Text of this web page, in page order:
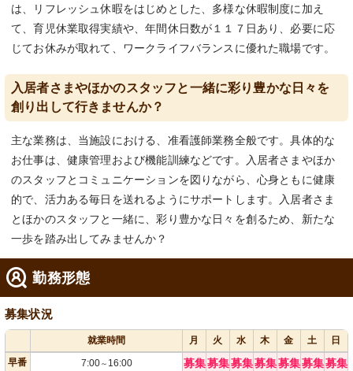
は、リフレッシュ休暇をはじめとした、多様な休暇制度に加え
て、育児休業取得実績や、年間休日数が１１７日あり、必要に応
じてお休みが取れて、ワークライフバランスに優れた職場です。
入居者さまやほかのスタッフと一緒に彩り豊かな日々を
創り出して行きませんか？
主な業務は、当施設における、准看護師業務全般です。具体的な
お仕事は、健康管理および機能訓練などです。入居者さまやほか
のスタッフとコミュニケーションを図りながら、心身ともに健康
的で、活力ある毎日を送れるようにサポートします。入居者さま
とほかのスタッフと一緒に、彩り豊かな日々を創るため、新たな
一歩を踏み出してみませんか？
勤務形態
募集状況
就業時間 月 火 水 木 金 土
日
早番
7:00～ 16:00 募集募集募集募集募集募集募集